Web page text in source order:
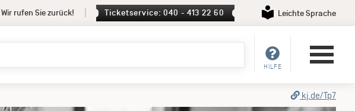
rufen Sie zurück! Ticketservice: 040 - 413 22 60 Leichte Sprache
HILFE
kj.de/Tp7